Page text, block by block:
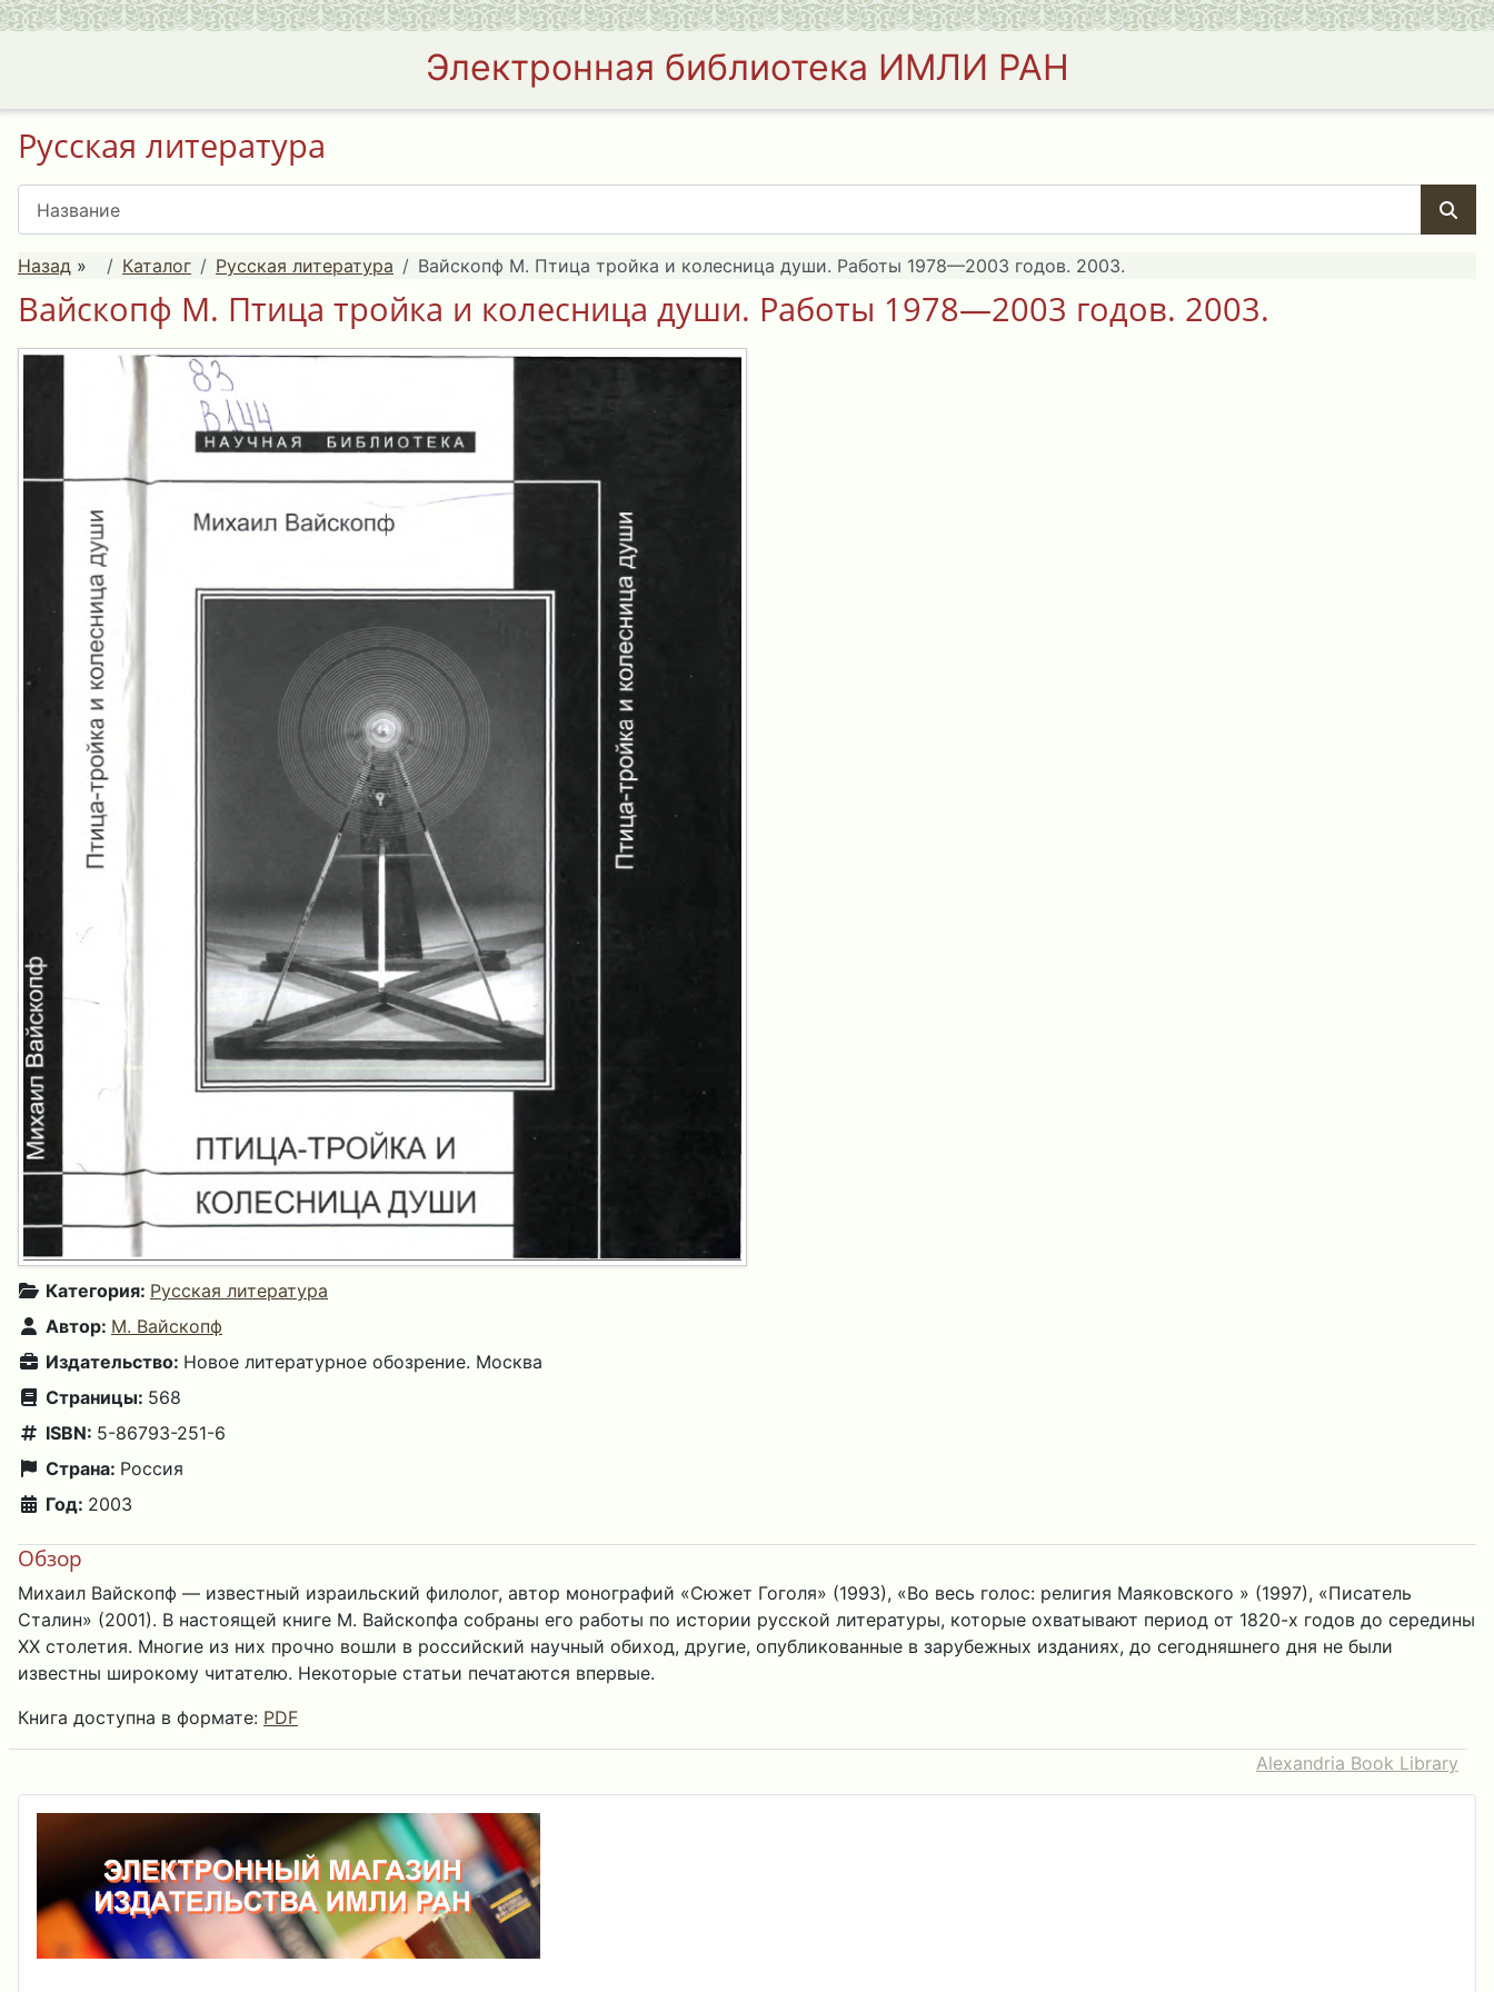
Электронная библиотека ИМЛИ РАН
Русская литература
Назад » Каталог Русская литература Вайскопф М. Птица тройка и колесница души. Работы 1978—2003 годов. 2003.
Вайскопф М. Птица тройка и колесница души. Работы 1978—2003 годов. 2003.
Категория: Русская литература
Автор: М. Вайскопф
Издательство: Новое литературное обозрение. Москва
Страницы: 568
ISBN: 5-86793-251-6
Страна: Россия
Год: 2003
Обзор
Михаил Вайскопф — известный израильский филолог, автор монографий «Сюжет Гоголя» (1993), «Во весь голос: религия Маяковского » (1997), «Писатель
Сталин» (2001). В настоящей книге М. Вайскопфа собраны его работы по истории русской литературы, которые охватывают период от 1820-х годов до середины
XX столетия. Многие из них прочно вошли в российский научный обиход, другие, опубликованные в зарубежных изданиях, до сегодняшнего дня не были
известны широкому читателю. Некоторые статьи печатаются впервые.
Книга доступна в формате: PDF
Alexandria Book Library